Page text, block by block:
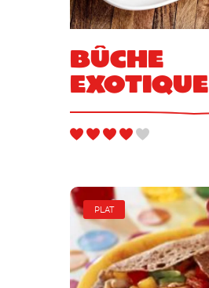
Bûche
Exotique
PLAT